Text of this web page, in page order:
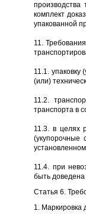
производства
комплект
упакованной
11.
11.1. упаковку
(или)
11.2.
транспорта в
11.3. в целях
(укупорочные
11.4. при
быть
Статья 6.
1.